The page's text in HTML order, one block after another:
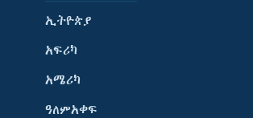
ኢትዮጵያ
አፍሪካ
አሜሪካ
ዓለምአቀፍ